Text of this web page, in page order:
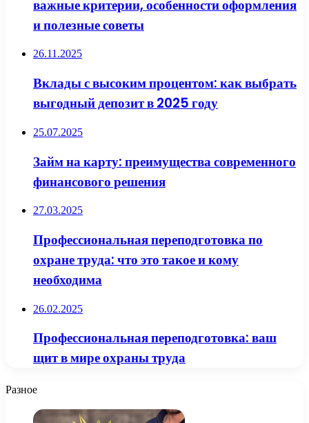
важные критерии, особенности оформления
и полезные советы
26.11.2025
Вклады с высоким процентом: как выбрать
выгодный депозит в 2025 году
25.07.2025
Займ на карту: преимущества современного
финансового решения
27.03.2025
Профессиональная переподготовка по
охране труда: что это такое и кому
необходима
26.02.2025
Профессиональная переподготовка: ваш
щит в мире охраны труда
Разное